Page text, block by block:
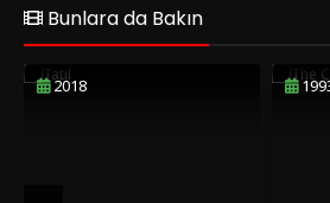
Bunlara da Bakın
2018